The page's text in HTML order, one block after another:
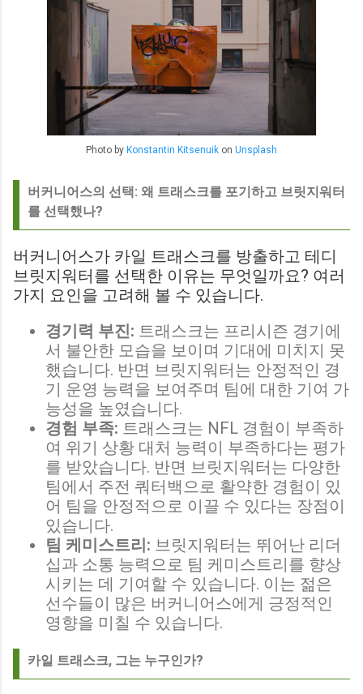
Photo by Konstantin Kitsenuik on Unsplash
버커니어스의 선택: 왜 트래스크를 포기하고 브릿지워터
를 선택했나?
버커니어스가 카일 트래스크를 방출하고 테디
브릿지워터를 선택한 이유는 무엇일까요? 여러
가지 요인을 고려해 볼 수 있습니다.
경기력 부진: 트래스크는 프리시즌 경기에
서 불안한 모습을 보이며 기대에 미치지 못
했습니다. 반면 브릿지워터는 안정적인 경
기 운영 능력을 보여주며 팀에 대한 기여 가
능성을 높였습니다.
경험 부족: 트래스크는 NFL 경험이 부족하
여 위기 상황 대처 능력이 부족하다는 평가
를 받았습니다. 반면 브릿지워터는 다양한
팀에서 주전 쿼터백으로 활약한 경험이 있
어 팀을 안정적으로 이끌 수 있다는 장점이
있습니다.
팀 케미스트리: 브릿지워터는 뛰어난 리더
십과 소통 능력으로 팀 케미스트리를 향상
시키는 데 기여할 수 있습니다. 이는 젊은
선수들이 많은 버커니어스에게 긍정적인
영향을 미칠 수 있습니다.
카일 트래스크, 그는 누구인가?